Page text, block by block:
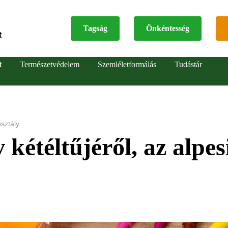
Top
Tagság Önkéntesség
Természetvédelem Szemléletformálás
Tudástár
kétéltűjéről, az